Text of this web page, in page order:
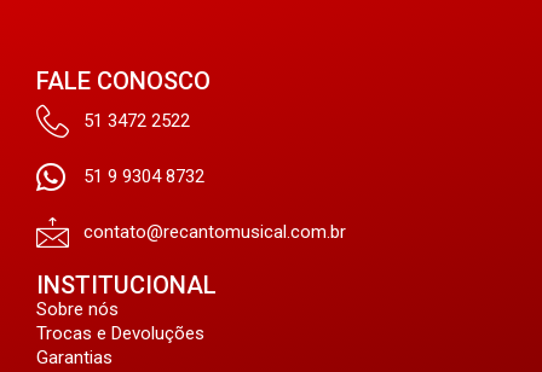
FALE CONOSCO
51 3472 2522
51 9 9304 8732
contato@recantomusical.com.br
INSTITUCIONAL
Sobre nós
Trocas e Devoluções
Garantias